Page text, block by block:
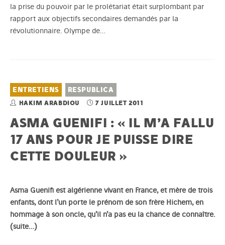
la prise du pouvoir par le prolétariat était surplombant par
rapport aux objectifs secondaires demandés par la
révolutionnaire. Olympe de…
ENTRETIENS RESPUBLICA
HAKIM ARABDIOU 7 JUILLET 2011
ASMA GUENIFI : « IL M’A FALLU
17 ANS POUR JE PUISSE DIRE
CETTE DOULEUR »
Asma Guenifi est algérienne vivant en France, et mère de trois
enfants, dont l’un porte le prénom de son frère Hichem, en
hommage à son oncle, qu’il n’a pas eu la chance de connaître.
(suite…)